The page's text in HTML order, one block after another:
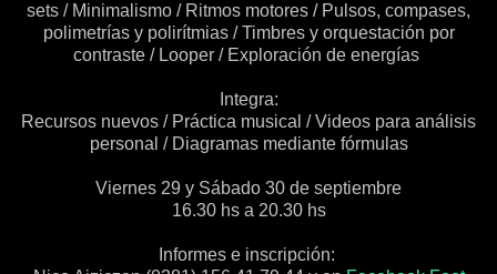
sets / Minimalismo / Ritmos motores / Pulsos, compases,
polimetrías y polirítmias / Timbres y orquestación por
contraste / Looper / Exploración de energías
Integra:
Recursos nuevos / Práctica musical / Videos para análisis
personal / Diagramas mediante fórmulas
Viernes 29 y Sábado 30 de septiembre
16.30 hs a 20.30 hs
Informes e inscripción: